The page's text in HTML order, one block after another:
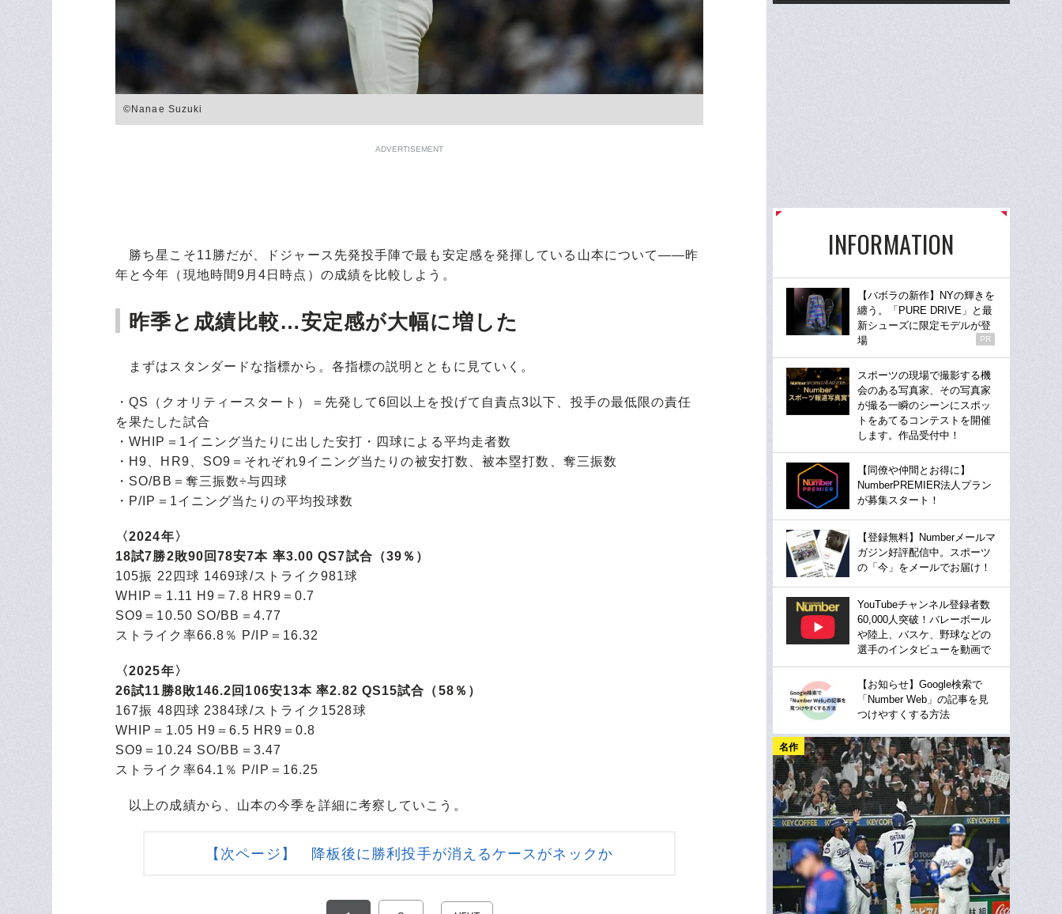
©Nanae Suzuki
ADVERTISEMENT
勝ち星こそ11勝だが、ドジャース先発投手陣で最も安定感を発揮している山本について――昨
年と今年（現地時間9月4日時点）の成績を比較しよう。
昨季と成績比較…安定感が大幅に増した
まずはスタンダードな指標から。各指標の説明とともに見ていく。
・QS（クオリティースタート）＝先発して6回以上を投げて自責点3以下、投手の最低限の責任
を果たした試合
・WHIP＝1イニング当たりに出した安打・四球による平均走者数
・H9、HR9、SO9＝それぞれ9イニング当たりの被安打数、被本塁打数、奪三振数
・SO/BB＝奪三振数÷与四球
・P/IP＝1イニング当たりの平均投球数
〈2024年〉
18試7勝2敗90回78安7本 率3.00 QS7試合（39％）
105振 22四球 1469球/ストライク981球
WHIP＝1.11 H9＝7.8 HR9＝0.7
SO9＝10.50 SO/BB＝4.77
ストライク率66.8％ P/IP＝16.32
〈2025年〉
26試11勝8敗146.2回106安13本 率2.82 QS15試合（58％）
167振 48四球 2384球/ストライク1528球
WHIP＝1.05 H9＝6.5 HR9＝0.8
SO9＝10.24 SO/BB＝3.47
ストライク率64.1％ P/IP＝16.25
以上の成績から、山本の今季を詳細に考察していこう。
【次ページ】 降板後に勝利投手が消えるケースがネックか
INFORMATION
【バボラの新作】NYの輝きを
纏う。「PURE DRIVE」と最
新シューズに限定モデルが登
場
PR
スポーツの現場で撮影する機
会のある写真家、その写真家
が撮る一瞬のシーンにスポッ
トをあてるコンテストを開催
します。作品受付中！
【同僚や仲間とお得に】
NumberPREMIER法人プラン
が募集スタート！
【登録無料】Numberメールマ
ガジン好評配信中。スポーツ
の「今」をメールでお届け！
YouTubeチャンネル登録者数
60,000人突破！バレーボール
や陸上、バスケ、野球などの
選手のインタビューを動画で
【お知らせ】Google検索で
「Number Web」の記事を見
つけやすくする方法
名作